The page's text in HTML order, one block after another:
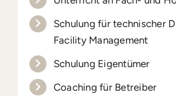
Schulung für technischer
Facility Management
Schulung Eigentümer
Coaching für Betreiber